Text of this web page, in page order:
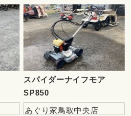
スパイダーナイフモア
SP850
あぐり家鳥取中央店